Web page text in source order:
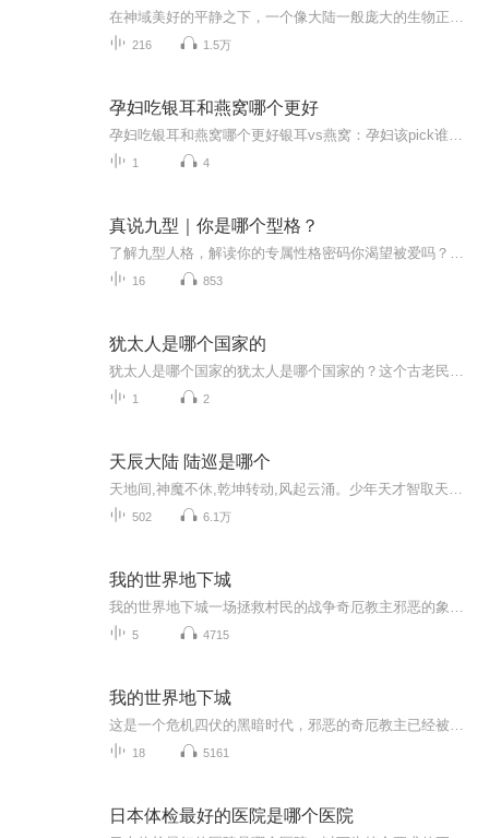
216 1.5万
孕妇吃银耳和燕窝哪个更好
1 4
真说九型｜你是哪个型格？
16 853
犹太人是哪个国家的
1 2
天辰大陆 陆巡是哪个
502 6.1万
我的世界地下城
5 4715
我的世界地下城
18 5161
日本体检最好的医院是哪个医院